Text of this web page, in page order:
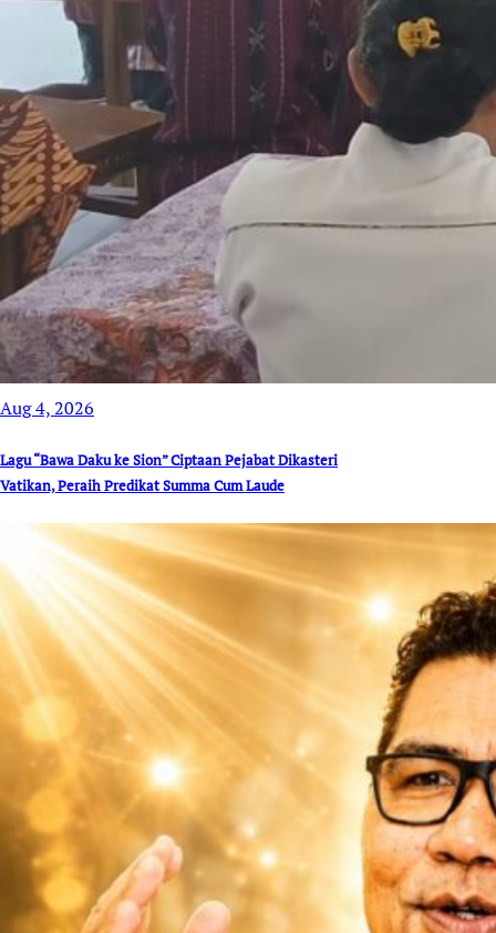
Aug 4, 2026
Lagu “Bawa Daku ke Sion” Ciptaan Pejabat Dikasteri
Vatikan, Peraih Predikat Summa Cum Laude